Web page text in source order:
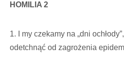
HOMILIA 2
1. I my czekamy na „dni
odetchnąć od zagrożenia